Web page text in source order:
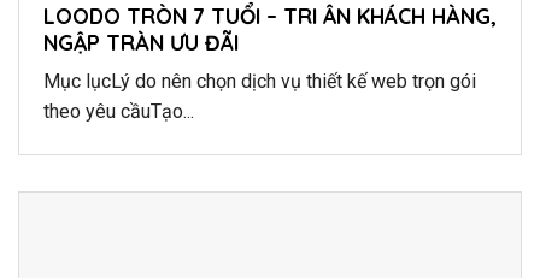
LOODO TRÒN 7 TUỔI – TRI ÂN KHÁCH HÀNG,
NGẬP TRÀN ƯU ĐÃI
Mục lụcLý do nên chọn dịch vụ thiết kế web trọn gói
theo yêu cầuTạo...